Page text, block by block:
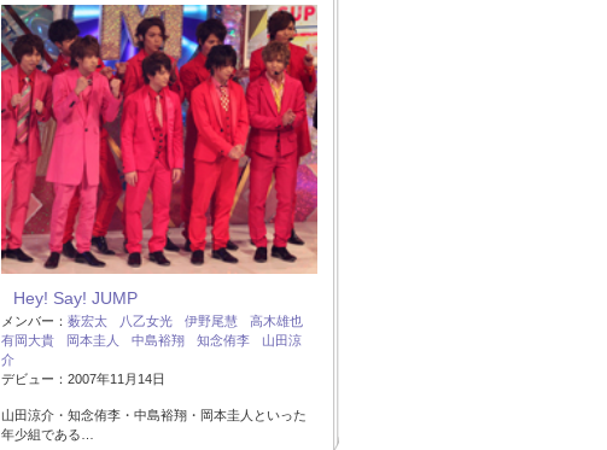
Hey! Say! JUMP
メンバー： 薮宏太 八乙女光 伊野尾慧
高木雄也
有岡大貴
岡本圭人 中島裕翔 知念侑李
山田涼
介
デビュー：2007年11月14日
山田涼介・知念侑李・中島裕翔・岡本圭人といった
年少組である…